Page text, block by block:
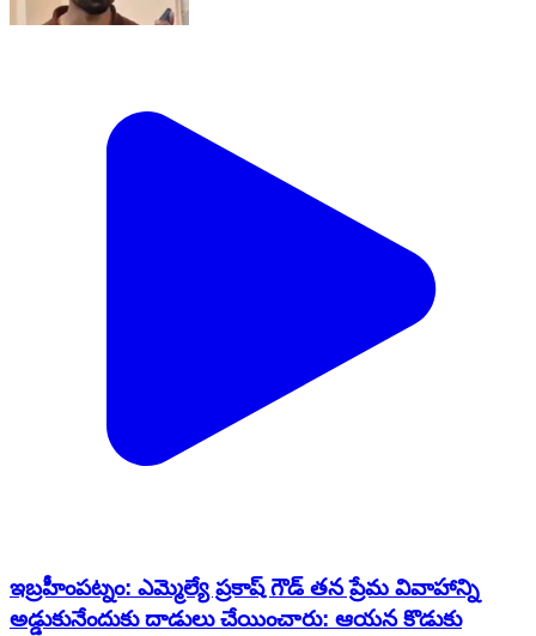
ఇబ్రహీంపట్నం: ఎమ్మెల్యే ప్రకాష్ గౌడ్ తన ప్రేమ వివాహాన్ని
అడ్డుకునేందుకు దాడులు చేయించారు: ఆయన కొడుకు